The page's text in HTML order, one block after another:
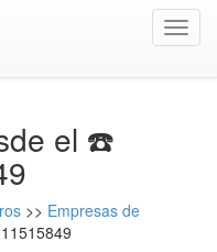
el ☎️
>> Empresas de